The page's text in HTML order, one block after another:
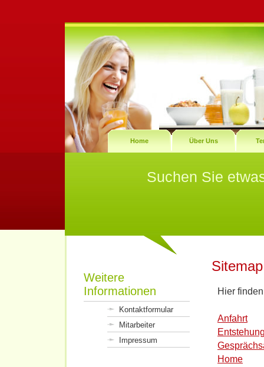
Home Über Uns
Suchen Sie
Weitere
Informationen
Kontaktformular
Mitarbeiter
Impressum
Sitemap
Hier
Anfahrt
Home